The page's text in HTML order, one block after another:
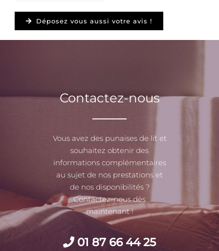
Déposez vous aussi votre avis !
Contactez-nous
Vous avez des punaises de lit et
souhaitez obtenir des
informations complémentaires
au sujet de nos prestations et
de nos disponibilités ?
Contactez-nous dès
maintenant !
01 87 66 44 25